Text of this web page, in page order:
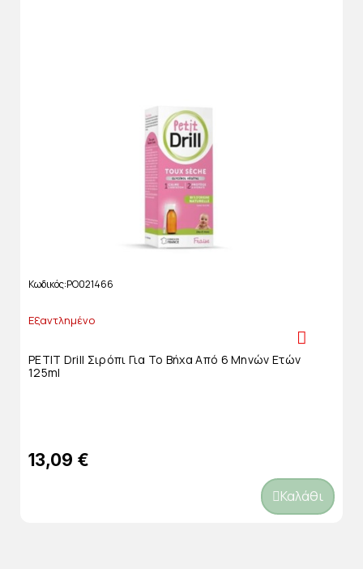
Κωδικός PO021466
Εξαντλημένο
PETIT Drill Σιρόπι Για Το Βήχα Από 6 Μηνών Ετών
125ml
13,09 €
Καλάθι